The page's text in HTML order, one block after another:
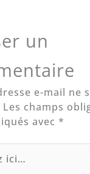
un
e-mail ne
Les champs
avec *